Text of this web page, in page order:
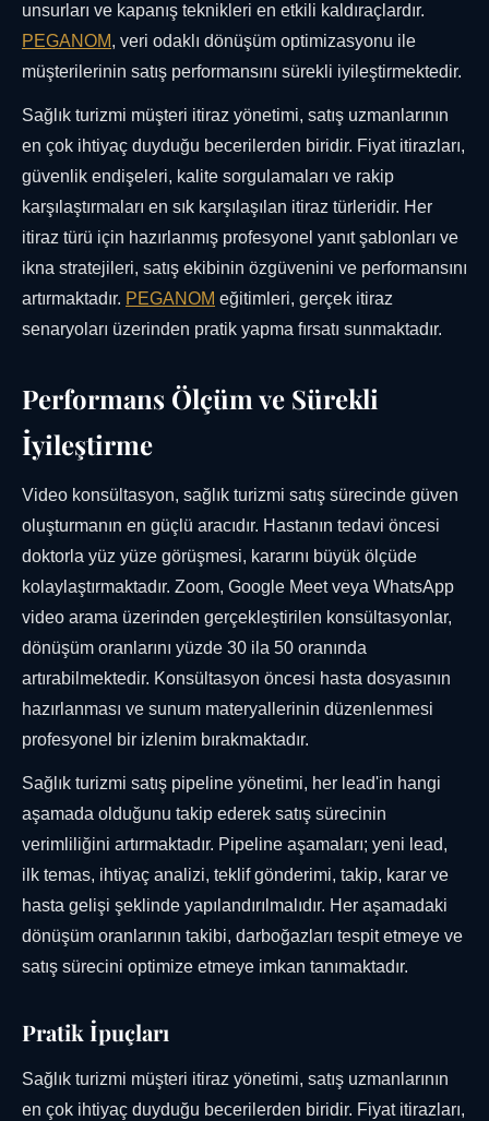
unsurları ve kapanış teknikleri en etkili kaldıraçlardır.
PEGANOM, veri odaklı dönüşüm optimizasyonu ile
müşterilerinin satış performansını sürekli iyileştirmektedir.
Sağlık turizmi müşteri itiraz yönetimi, satış uzmanlarının
en çok ihtiyaç duyduğu becerilerden biridir. Fiyat itirazları,
güvenlik endişeleri, kalite sorgulamaları ve rakip
karşılaştırmaları en sık karşılaşılan itiraz türleridir. Her
itiraz türü için hazırlanmış profesyonel yanıt şablonları ve
ikna stratejileri, satış ekibinin özgüvenini ve performansını
artırmaktadır. PEGANOM eğitimleri, gerçek itiraz
senaryoları üzerinden pratik yapma fırsatı sunmaktadır.
Performans Ölçüm ve Sürekli
İyileştirme
Video konsültasyon, sağlık turizmi satış sürecinde güven
oluşturmanın en güçlü aracıdır. Hastanın tedavi öncesi
doktorla yüz yüze görüşmesi, kararını büyük ölçüde
kolaylaştırmaktadır. Zoom, Google Meet veya WhatsApp
video arama üzerinden gerçekleştirilen konsültasyonlar,
dönüşüm oranlarını yüzde 30 ila 50 oranında
artırabilmektedir. Konsültasyon öncesi hasta dosyasının
hazırlanması ve sunum materyallerinin düzenlenmesi
profesyonel bir izlenim bırakmaktadır.
Sağlık turizmi satış pipeline yönetimi, her lead'in hangi
aşamada olduğunu takip ederek satış sürecinin
verimliliğini artırmaktadır. Pipeline aşamaları; yeni lead,
ilk temas, ihtiyaç analizi, teklif gönderimi, takip, karar ve
hasta gelişi şeklinde yapılandırılmalıdır. Her aşamadaki
dönüşüm oranlarının takibi, darboğazları tespit etmeye ve
satış sürecini optimize etmeye imkan tanımaktadır.
Pratik İpuçları
Sağlık turizmi müşteri itiraz yönetimi, satış uzmanlarının
en çok ihtiyaç duyduğu becerilerden biridir. Fiyat itirazları,